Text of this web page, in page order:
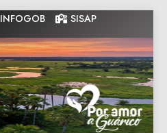
INFOGOB SISAP
Gobernacion
de Guarico
Gobernacion de Guarico